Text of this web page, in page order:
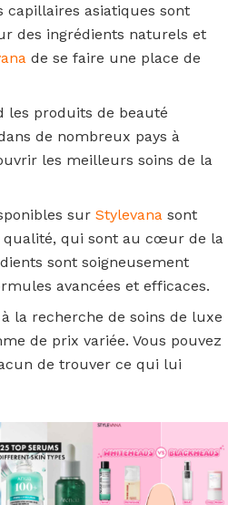
capillaires asiatiques sont
des ingrédients naturels et
de se faire une place de
les produits de beauté
de nombreux pays à
les meilleurs soins de la
surStylevana sont
qualité, qui sont au cœur de la
sont soigneusement
avancées et efficaces.
à la recherche de soins de luxe
de prix variée. Vous pouvez
de trouver ce qui lui